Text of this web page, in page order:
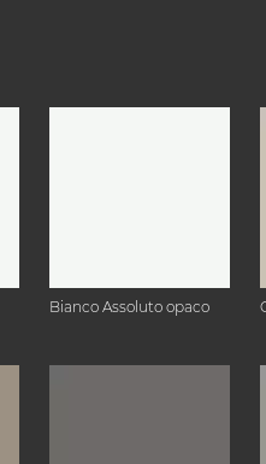
Bianco Assoluto opaco